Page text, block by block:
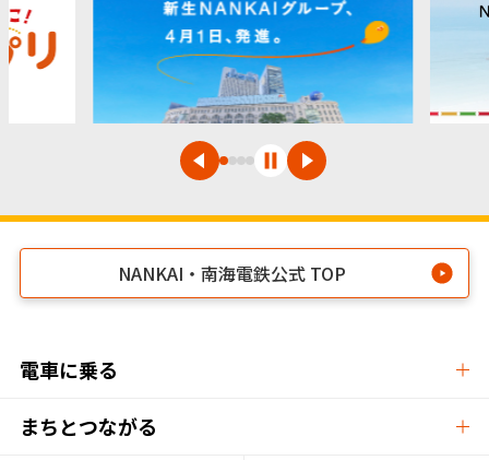
NANKAI・南海電鉄公式 TOP
電車に乗る
まちとつながる